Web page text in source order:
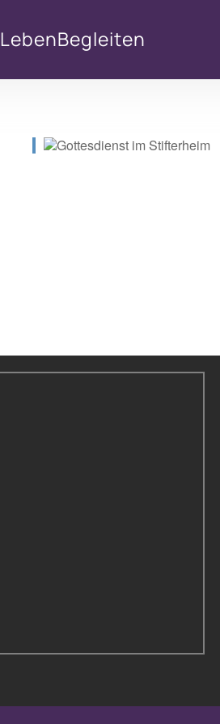
LebenBegleiten